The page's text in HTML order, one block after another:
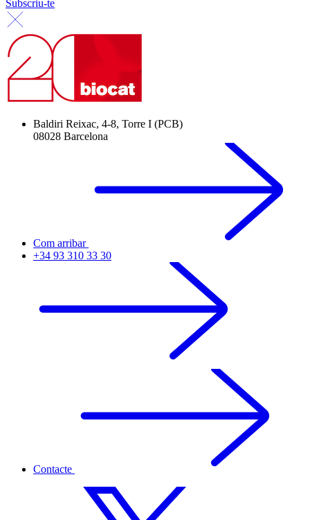
Subscriu-te
Baldiri Reixac, 4-8, Torre I (PCB)
08028 Barcelona
Com arribar
+34 93 310 33 30
Contacte